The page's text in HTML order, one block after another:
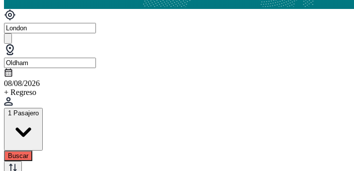
08/08/2026
+ Regreso
1 Pasajero
Buscar